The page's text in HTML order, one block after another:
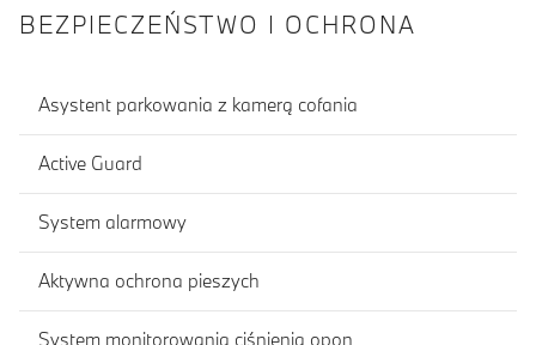
BEZPIECZEŃSTWO I OCHRONA
Asystent parkowania z kamerą cofania
Active Guard
System alarmowy
Aktywna ochrona pieszych
System monitorowania ciśnienia opon